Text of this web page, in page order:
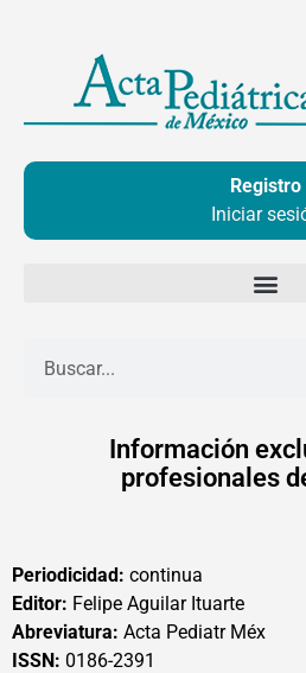
contenido
Registro
Iniciar
Información
profesionales
Periodicidad: continua
Editor: Felipe Aguilar Ituarte
Abreviatura: Acta Pediatr Méx
ISSN: 0186-2391